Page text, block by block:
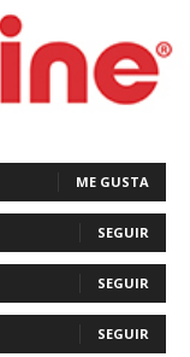
ME GUSTA
SEGUIR
SEGUIR
SEGUIR